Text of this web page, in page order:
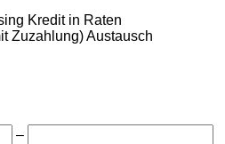
Kredit in Raten
Zuzahlung)Austausch
–